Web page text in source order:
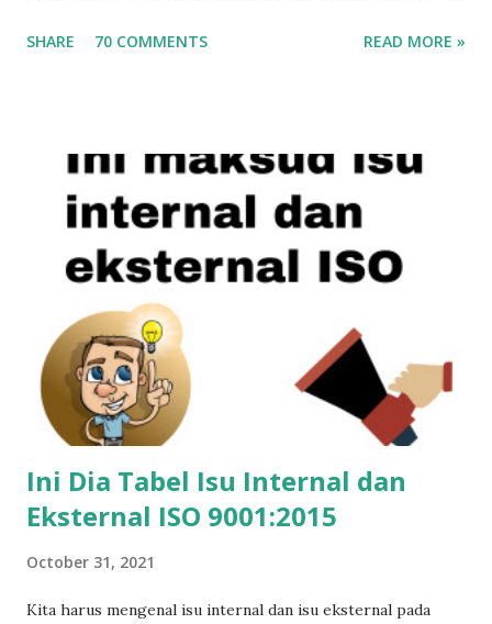
kegiatan audit internal tidak terlalu lama, pelaksanaan audit
checklist audit ISO 9001 versi 2015 (password LIST01) File
Checklist audit ini merupakan sumbangan bapak Safrudin
(syafaran@yahoo.com), anggota WA Grup ISO Semoga file
bermanfaat buat Anda yang bertugas sebagai auditor
sistem manajemen mutu berbasis ISO 9001 versi 2015.
SHARE 70 COMMENTS READ MORE »
Ini Dia Tabel Isu Internal dan
Eksternal ISO 9001:2015
October 31, 2021
Kita harus mengenal isu internal dan isu eksternal pada